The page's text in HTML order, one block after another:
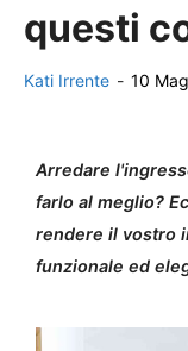
questi
Kati Irrente - 10
Arredare
farlo al meglio?
rendere il vostro
funzionale ed